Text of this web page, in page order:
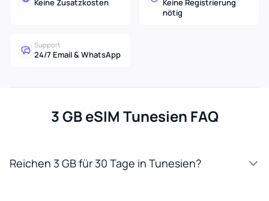
Keine Zusatzkosten
Keine Registrierung
nötig
Support
24/7 Email & WhatsApp
3 GB eSIM Tunesien FAQ
Reichen 3 GB für 30 Tage in Tunesien?